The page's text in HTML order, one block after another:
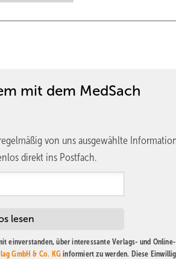
mit dem MedSach
von uns ausgewählte
direkt ins Postfach.
einverstanden, über interessante Verlags- und Online-
GmbH & Co. KG informiert zu werden. Diese